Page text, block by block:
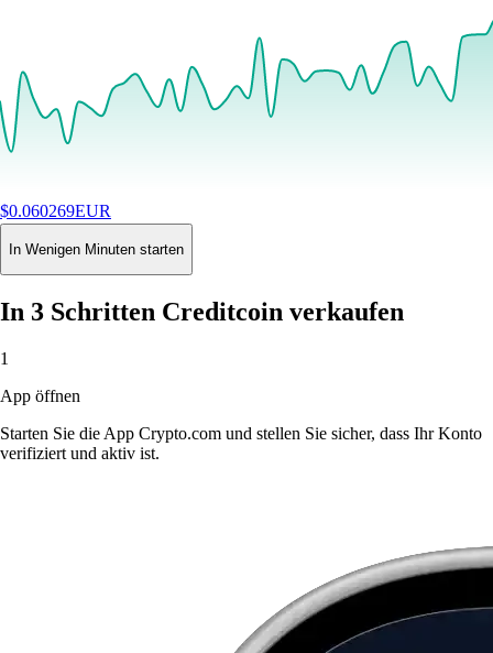
$0.060269EUR
+1.48%24H
Buy
In Wenigen Minuten starten
In 3 Schritten Creditcoin verkaufen
1
App öffnen
Starten Sie die App Crypto.com und stellen Sie sicher, dass Ihr Konto
verifiziert und aktiv ist.